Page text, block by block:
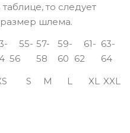
то следует
шлема.
55-
56
57-
58
59-
60
61-
62
63-
64
S M L XL XXL